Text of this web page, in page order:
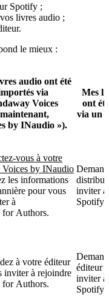
Spotify ;
livres audio ;
le mieux :
audio ont été
via
Voices
by INaudio »).
Mes
ont
via un
vous à votre
Voices by INaudio
les informations
pour vous
à
for Authors.
inviter
Spotify
à votre éditeur
inviter à rejoindre
for Authors.
éditeur
inviter
Spotify